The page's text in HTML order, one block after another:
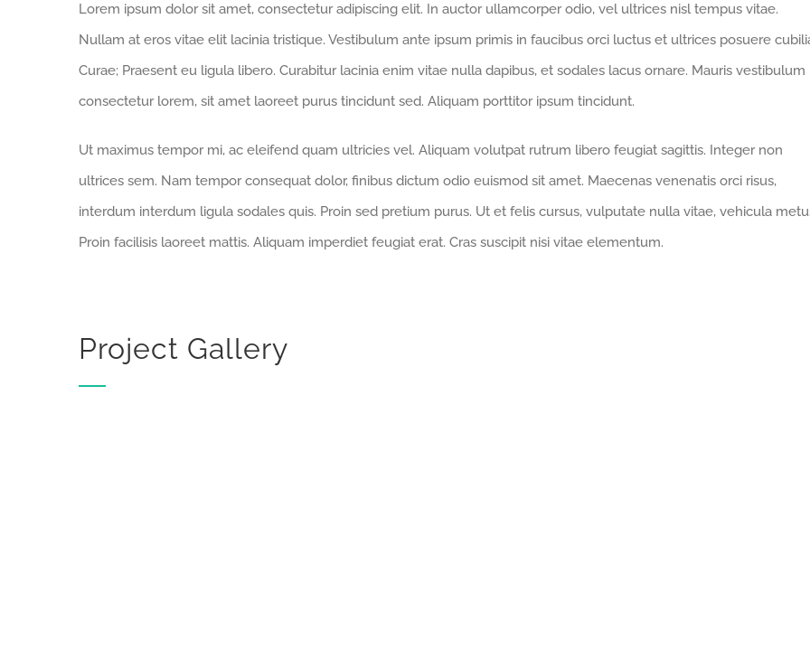
Lorem ipsum dolor sit amet, consectetur adipiscing elit. In auctor ullamcorper odio, vel ultrices nisl tempus vitae.
Nullam at eros vitae elit lacinia tristique. Vestibulum ante ipsum primis in faucibus orci luctus et ultrices posuere
Curae; Praesent eu ligula libero. Curabitur lacinia enim vitae nulla dapibus, et sodales lacus ornare. Mauris vestibulum
consectetur lorem, sit amet laoreet purus tincidunt sed. Aliquam porttitor ipsum tincidunt.
Ut maximus tempor mi, ac eleifend quam ultricies vel. Aliquam volutpat rutrum libero feugiat sagittis. Integer non
ultrices sem. Nam tempor consequat dolor, finibus dictum odio euismod sit amet. Maecenas venenatis orci risus,
interdum interdum ligula sodales quis. Proin sed pretium purus. Ut et felis cursus, vulputate nulla vitae, vehicula
Proin facilisis laoreet mattis. Aliquam imperdiet feugiat erat. Cras suscipit nisi vitae elementum.
Project Gallery